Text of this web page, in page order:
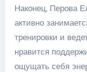
Наконец, Перова
активно
тренировки и
нравится
ощущать себя